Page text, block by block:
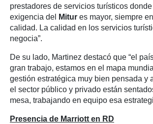
prestadores de servicios turísticos
exigencia del
Mitur es mayor, siempre
calidad. La calidad en los servicios
negocia”.
De su lado, Martinez destacó que “el
gran trabajo, estamos en el mapa
gestión estratégica muy bien pensada y
el sector público y privado están
mesa, trabajando en equipo esa
Presencia de Marriott en RD